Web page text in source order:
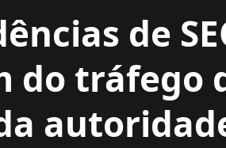
de
do tráfego